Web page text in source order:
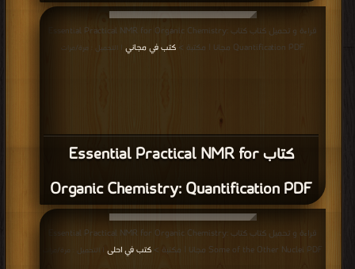
كتاب Essential Practical NMR for
Organic Chemistry: Quantification PDF
قراءة و تحميل كتاب كتاب Essential Practical NMR for Organic Chemistry:
Quantification PDF مجانا | مكتبة >
كتب في مجاني | التحميل : مرة/مرات
قراءة و تحميل كتاب كتاب Essential Practical NMR for Organic Chemistry:
Some of the Other Nuclei PDF مجانا | مكتبة >
كتب في احلى | التحميل : مرة/مرات